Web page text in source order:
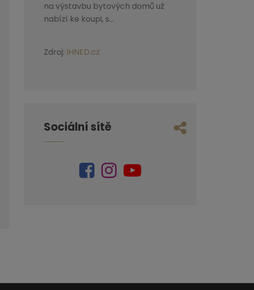
na výstavbu bytových domů už
nabízí ke koupi, s...
Zdroj: IHNED.cz
Sociální sítě